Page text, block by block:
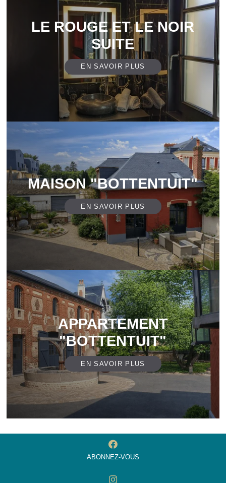
LE ROUGE ET LE NOIR
SUITE
EN SAVOIR PLUS
MAISON "BOTTENTUIT"
EN SAVOIR PLUS
APPARTEMENT
"BOTTENTUIT"
EN SAVOIR PLUS
ABONNEZ-VOUS